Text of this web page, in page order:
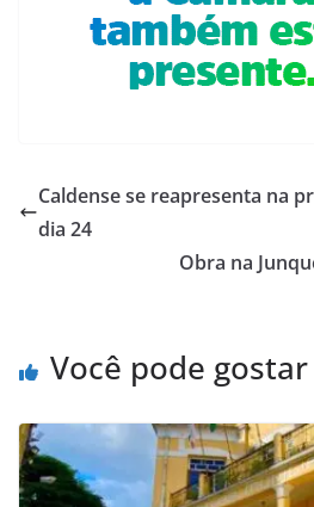
Caldense se reapresenta na
dia 24
Obra na
Você pode